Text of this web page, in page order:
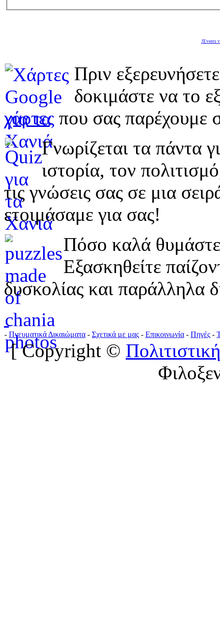
JEvents
Πριν
δοκιμάστε να το
χάρτες που σας παρέχουμε
Γνωρίζεται τα πάντα
ιστορία, τον
τις γνώσεις σας σε μια
ετοιμάσαμε για σας!
Πόσο καλά
Εξασκηθείτε
δυσκολίας και παράλληλα
- Πνευματικά Δικαιώματα - Σχετικά με μας - Επικοινωνία - Πηγές -
[ Copyright ©